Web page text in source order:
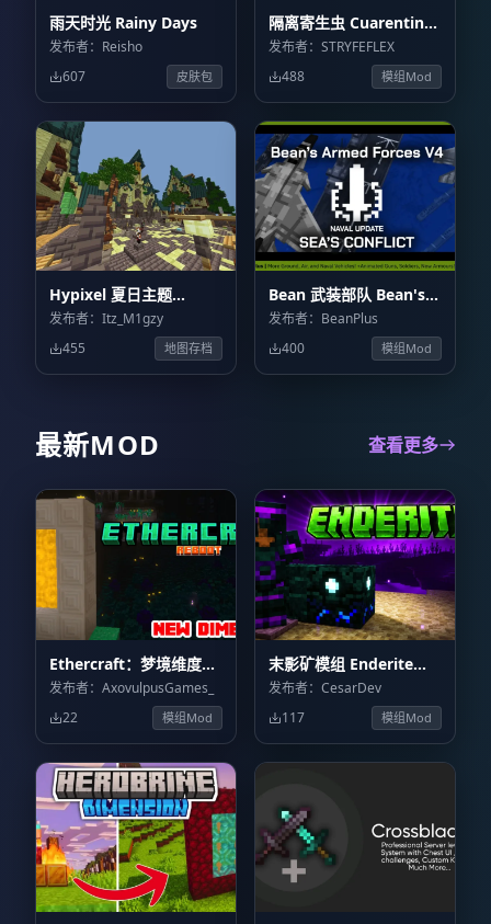
雨天时光 Rainy Days
发布者：Reisho
607
皮肤包
隔离寄生虫 Cuarentine
Parasites
发布者：STRYFEFLEX
488
模组Mod
Hypixel 夏日主题
Summer Theme
Hypixel
发布者：Itz_M1gzy
455
地图存档
Bean 武装部队 Bean's
Armed Forces
发布者：BeanPlus
400
模组Mod
最新MOD 查看更多
Ethercraft：梦境维度
Ethercraft: Dream
发布者：AxovulpusGames_
22
模组Mod
末影矿模组 Enderite
Mod
发布者：CesarDev
117
模组Mod